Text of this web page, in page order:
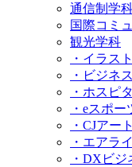
通信制学
国際コミ
観光学科
・イラス
・ビジネ
・ホスピ
・eスポー
・CJアー
・エアラ
・DXビジ